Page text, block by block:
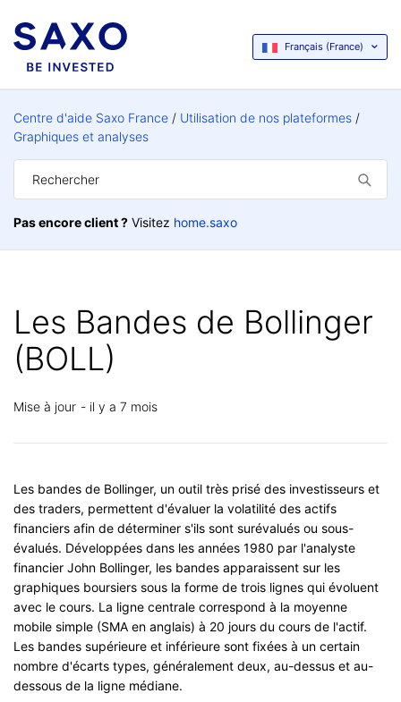
Français (France)
Centre d'aide Saxo France
Utilisation de nos plateformes
Graphiques et analyses
Pas encore client ? Visitez home.saxo
Les Bandes de Bollinger
(BOLL)
Mise à jour il y a 7 mois
Les bandes de Bollinger, un outil très prisé des investisseurs et
des traders, permettent d'évaluer la volatilité des actifs
financiers afin de déterminer s'ils sont surévalués ou sous-
évalués. Développées dans les années 1980 par l'analyste
financier John Bollinger, les bandes apparaissent sur les
graphiques boursiers sous la forme de trois lignes qui évoluent
avec le cours. La ligne centrale correspond à la moyenne
mobile simple (SMA en anglais) à 20 jours du cours de l'actif.
Les bandes supérieure et inférieure sont fixées à un certain
nombre d'écarts types, généralement deux, au-dessus et au-
dessous de la ligne médiane.